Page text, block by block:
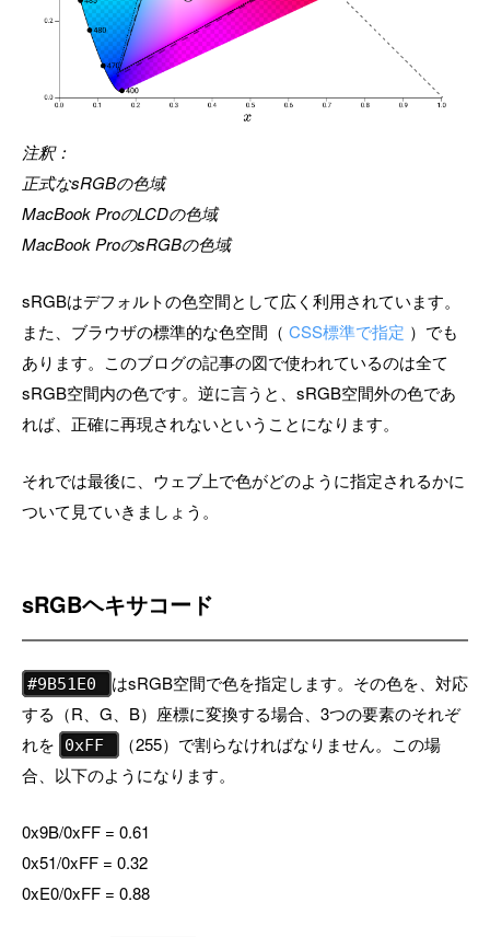
注釈：
正式なsRGBの色域
MacBook ProのLCDの色域
MacBook ProのsRGBの色域
sRGBはデフォルトの色空間として広く利用されています。
また、ブラウザの標準的な色空間（ CSS標準で指定 ）でも
あります。このブログの記事の図で使われているのは全て
sRGB空間内の色です。逆に言うと、sRGB空間外の色であ
れば、正確に再現されないということになります。
それでは最後に、ウェブ上で色がどのように指定されるかに
ついて見ていきましょう。
sRGBヘキサコード
#9B51E0
はsRGB空間で色を指定します。その色を、対応
する（R、G、B）座標に変換する場合、3つの要素のそれぞ
れを
0xFF
（255）で割らなければなりません。この場
合、以下のようになります。
0x9B/0xFF = 0.61
0x51/0xFF = 0.32
0xE0/0xFF = 0.88